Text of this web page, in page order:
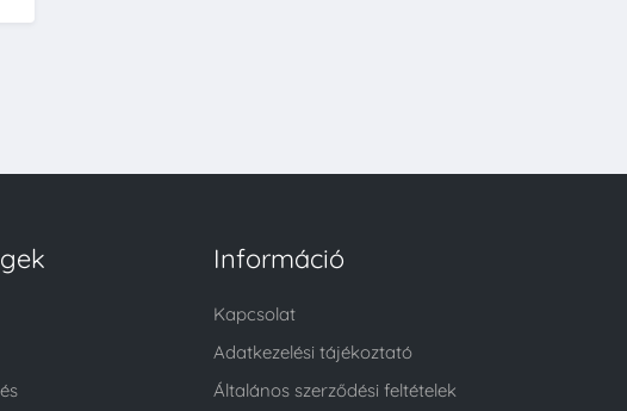
Információ
Kapcsolat
Adatkezelési tájékoztató
Általános szerződési feltételek